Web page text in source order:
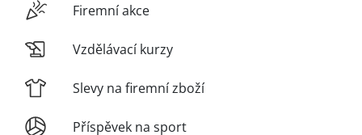
Firemní akce
Vzdělávací kurzy
Slevy na firemní zboží
Příspěvek na sport